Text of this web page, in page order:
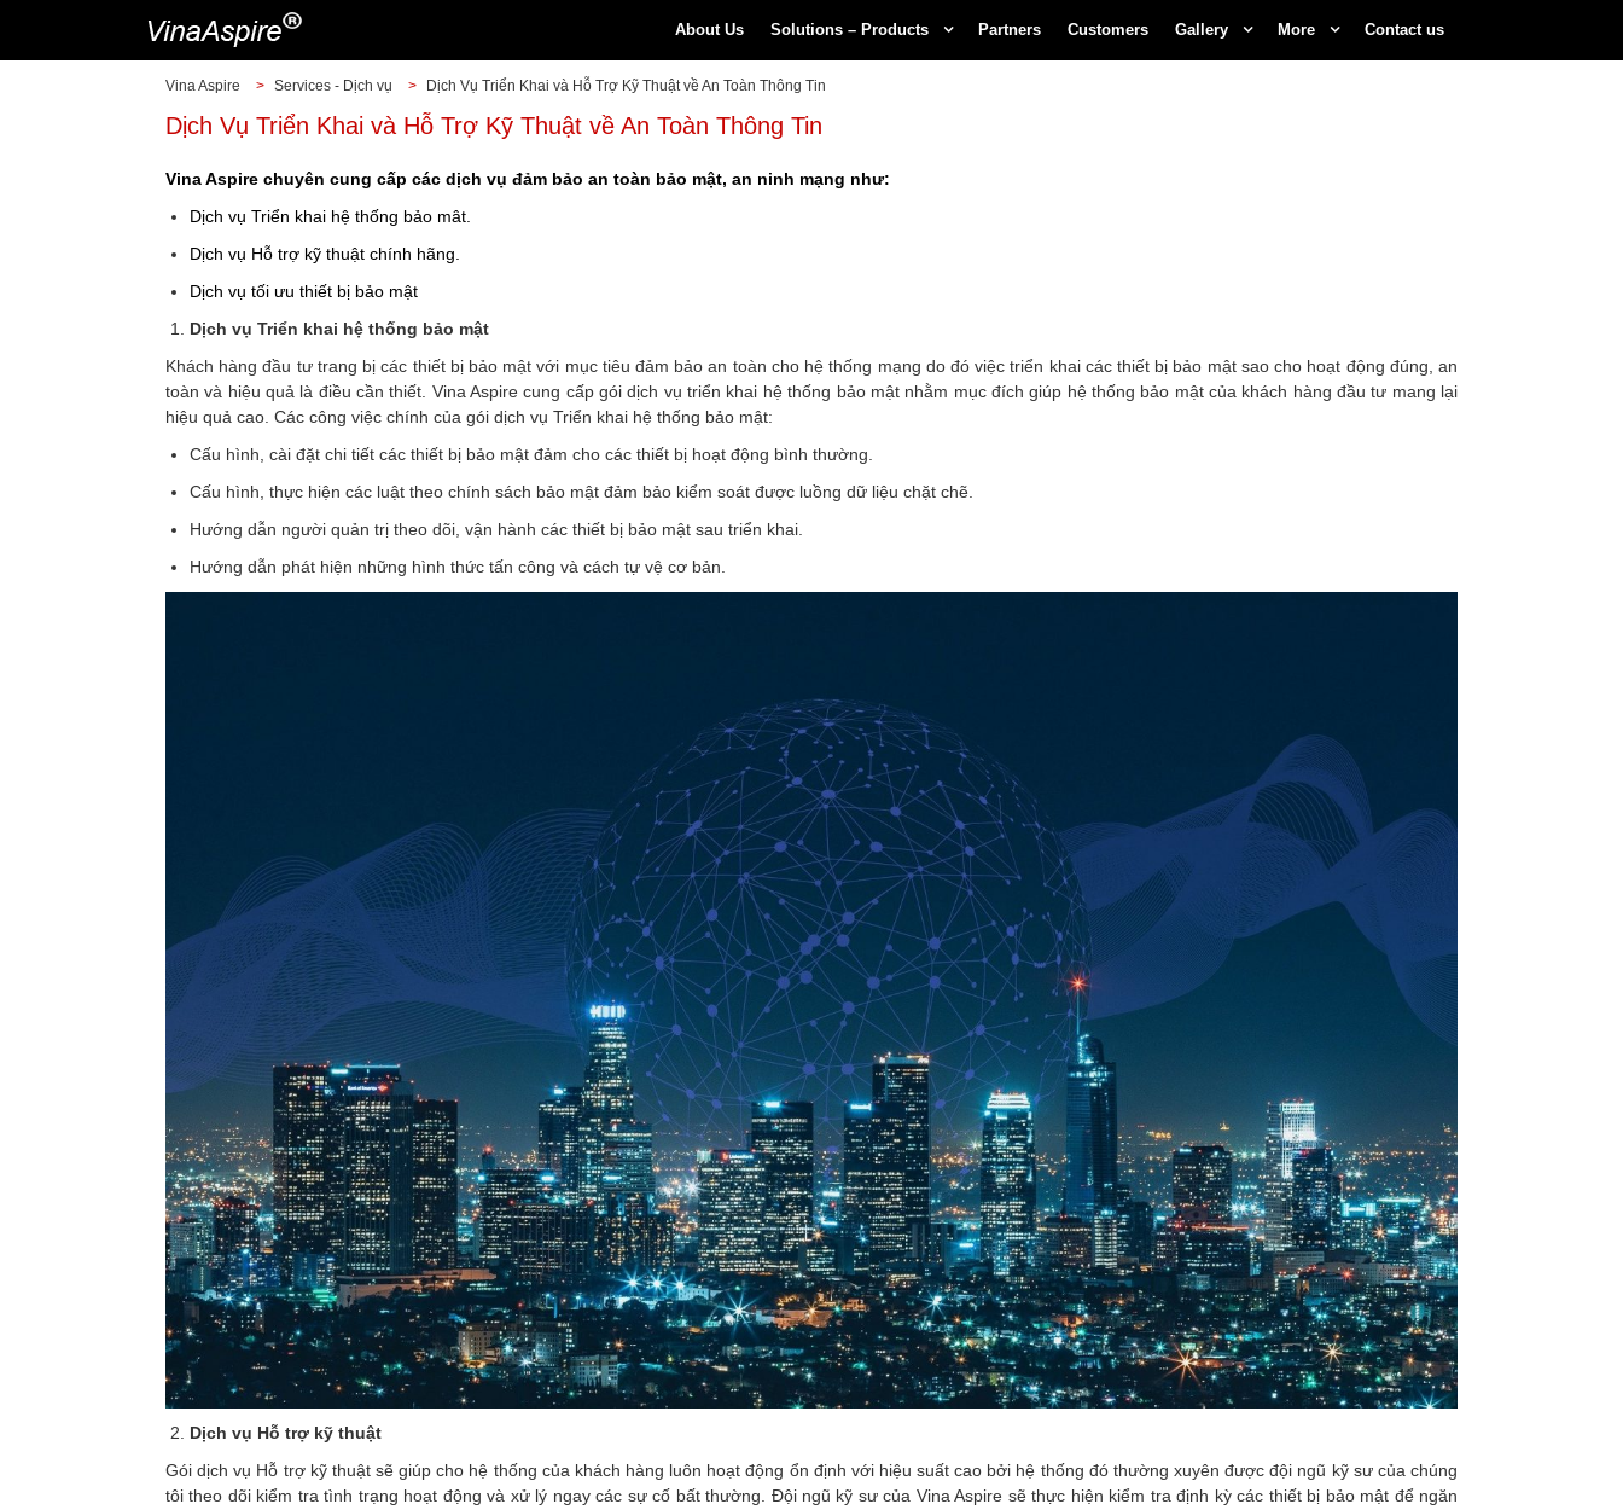
About Us Solutions – Products Partners Customers Gallery More Contact us
Vina Aspire > Services - Dịch vụ > Dịch Vụ Triển Khai và Hỗ Trợ Kỹ Thuật về An Toàn Thông Tin
Dịch Vụ Triển Khai và Hỗ Trợ Kỹ Thuật về An Toàn Thông Tin
Vina Aspire chuyên cung cấp các dịch vụ đảm bảo an toàn bảo mật, an ninh mạng như:
Dịch vụ Triển khai hệ thống bảo mât.
Dịch vụ Hỗ trợ kỹ thuật chính hãng.
Dịch vụ tối ưu thiết bị bảo mật
Dịch vụ Triển khai hệ thống bảo mật
Khách hàng đầu tư trang bị các thiết bị bảo mật với mục tiêu đảm bảo an toàn cho hệ thống mạng do đó việc triển khai các thiết bị bảo mật sao cho hoạt động đúng, an
toàn và hiệu quả là điều cần thiết. Vina Aspire cung cấp gói dịch vụ triển khai hệ thống bảo mật nhằm mục đích giúp hệ thống bảo mật của khách hàng đầu tư mang lại
hiệu quả cao. Các công việc chính của gói dịch vụ Triển khai hệ thống bảo mật:
Cấu hình, cài đặt chi tiết các thiết bị bảo mật đảm cho các thiết bị hoạt động bình thường.
Cấu hình, thực hiện các luật theo chính sách bảo mật đảm bảo kiểm soát được luồng dữ liệu chặt chẽ.
Hướng dẫn người quản trị theo dõi, vận hành các thiết bị bảo mật sau triển khai.
Hướng dẫn phát hiện những hình thức tấn công và cách tự vệ cơ bản.
Dịch vụ Hỗ trợ kỹ thuật
Gói dịch vụ Hỗ trợ kỹ thuật sẽ giúp cho hệ thống của khách hàng luôn hoạt động ổn định với hiệu suất cao bởi hệ thống đó thường xuyên được đội ngũ kỹ sư của chúng
tôi theo dõi kiểm tra tình trạng hoạt động và xử lý ngay các sự cố bất thường. Đội ngũ kỹ sư của Vina Aspire sẽ thực hiện kiểm tra định kỳ các thiết bị bảo mật để ngăn